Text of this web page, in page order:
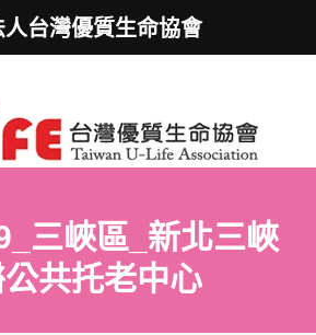
三峽區_新北三峽
共托老中心
台灣優質生命協會